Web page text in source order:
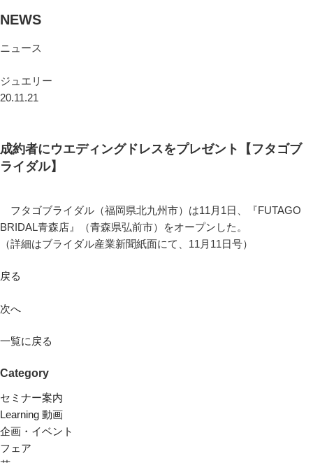
NEWS
ニュース
ジュエリー
20.11.21
成約者にウエディングドレスをプレゼント【フタゴブ
ライダル】
フタゴブライダル（福岡県北九州市）は11月1日、『FUTAGO
BRIDAL青森店』（青森県弘前市）をオープンした。
（詳細はブライダル産業新聞紙面にて、11月11日号）
戻る
次へ
一覧に戻る
Category
セミナー案内
Learning 動画
企画・イベント
フェア